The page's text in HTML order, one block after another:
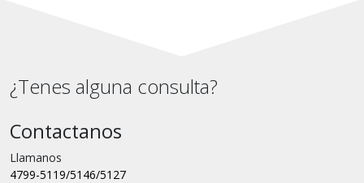
¿Tenes alguna consulta?
Contactanos
Llamanos
4799-5119/5146/5127